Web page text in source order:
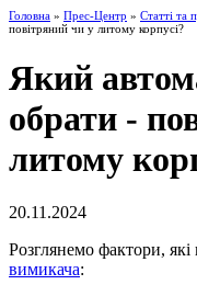
Головна » Прес-Центр » Статті та
повітряний чи у литому корпусі?
Який
обрати -
литому
20.11.2024
Розглянемо фактори,
вимикача: